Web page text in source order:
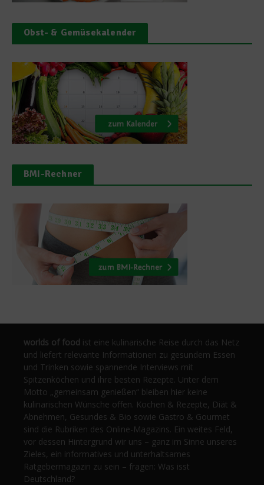
Obst- & Gemüsekalender
BMI-Rechner
worlds of food ist eine kulinarische Reise durch das Netz
und liefert relevante Informationen zu gesundem Essen
und Trinken sowie spannende Interviews mit
Spitzenköchen und ihre besten Rezepte. Unter dem
Motto „gemeinsam genießen“ bleiben hier keine
kulinarischen Wünsche offen. Kochen & Rezepte, Diät &
Abnehmen, Gesundes & Bio sowie Gastro & Gourmet
sind die Rubriken des Online-Magazins. Ein weites Feld,
vor dessen Hintergrund wir uns – ganz im Sinne unseres
Zieles, ein informatives und unterhaltsames
Ratgebermagazin zu sein – fragen: Was isst
Deutschland?